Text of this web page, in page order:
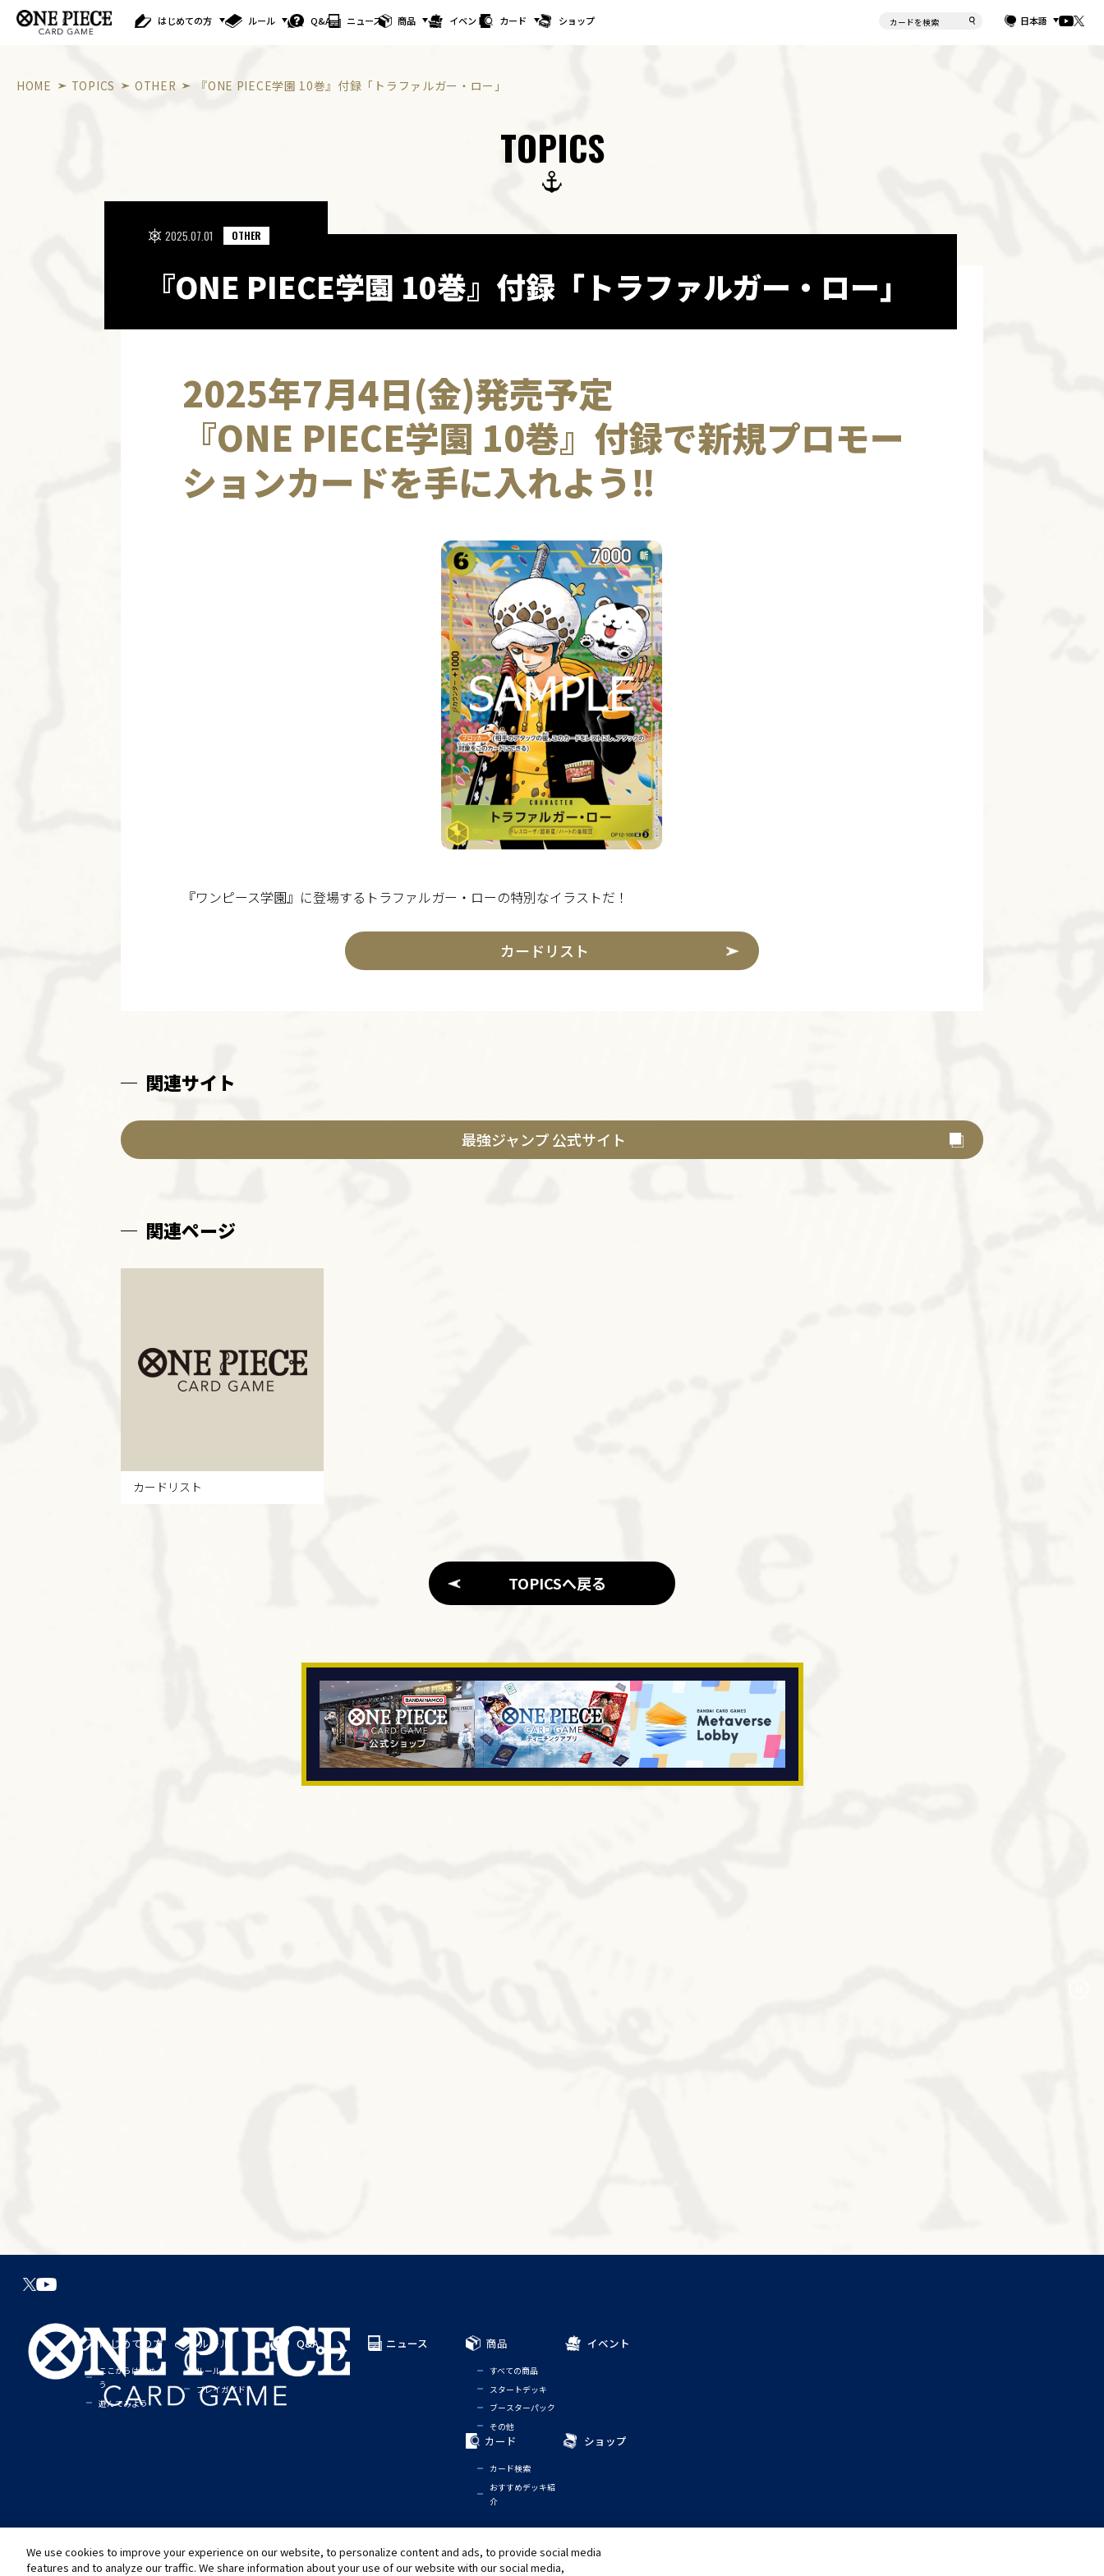
はじめての方 ルール Q&A ニュース 商品 イベント カード ショップ 日本語
HOME TOPICS OTHER 『ONE PIECE学園 10巻』付録「トラファルガー・ロー」
TOPICS
『ONE PIECE学園 10巻』付録「トラファルガー・ロー」
2025.07.01 OTHER
2025年7月4日(金)発売予定
『ONE PIECE学園 10巻』付録で新規プロモー
ションカードを手に入れよう‼
『ワンピース学園』に登場するトラファルガー・ローの特別なイラストだ！
カードリスト
関連サイト
最強ジャンプ 公式サイト
関連ページ
カードリスト
TOPICSへ戻る
はじめての方
ここからはじめよ
う
遊んでみよう
ルール
ルール
プレイガイド
Q&A ニュース 商品
すべての商品
スタートデッキ
ブースターパック
その他
イベント
カード
カード検索
おすすめデッキ紹
介
ショップ
推奨環境についてお問い合わせCookies Settingsプライバシーポリシープライバシーノーティスグローバルエントランス
©尾田栄一郎／集英社©尾田栄一郎／集英社・フジテレビ・東映アニメーション
We use cookies to improve your experience on our website, to personalize content and ads, to provide social media
features and to analyze our traffic. We share information about your use of our website with our social media,